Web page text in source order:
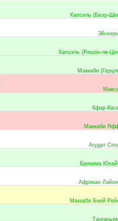
Хапоэль (Беэр-
Хапоэль (Ришон-ле-
Маккаби
Кфар-
Маккаби
Агудат
Брикама
Африкан
Маккаби Бней